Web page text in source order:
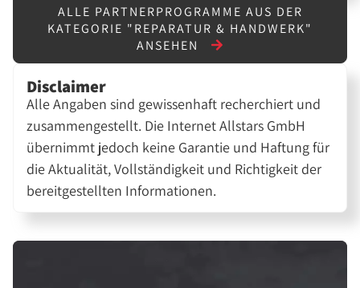
ALLE PARTNERPROGRAMME AUS DER
KATEGORIE "REPARATUR & HANDWERK"
ANSEHEN
Disclaimer
Alle Angaben sind gewissenhaft recherchiert und
zusammengestellt. Die Internet Allstars GmbH
übernimmt jedoch keine Garantie und Haftung für
die Aktualität, Vollständigkeit und Richtigkeit der
bereitgestellten Informationen.